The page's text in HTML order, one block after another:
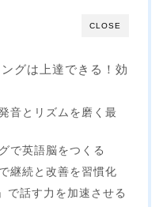
CLOSE
グは上達できる！効
音とリズムを磨く最
で英語脳をつくる
継続と改善を習慣化
話す力を加速させる